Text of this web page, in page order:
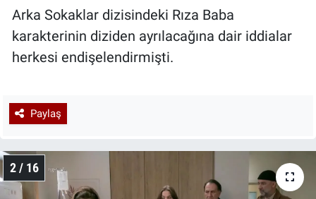
Arka Sokaklar dizisindeki Rıza Baba
karakterinin diziden ayrılacağına dair iddialar
herkesi endişelendirmişti.
Paylaş
2 / 16